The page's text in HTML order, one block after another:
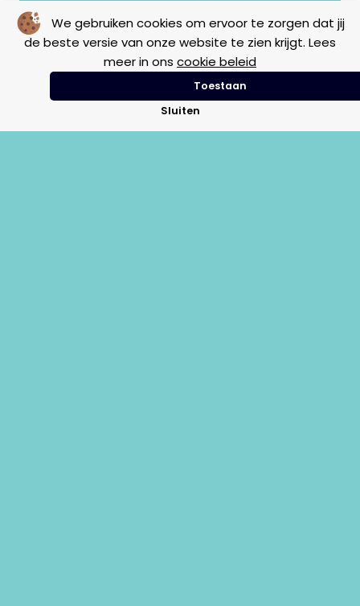
We gebruiken cookies om ervoor te zorgen dat jij
de beste versie van onze website te zien krijgt. Lees
meer in ons cookie beleid
Toestaan
Sluiten